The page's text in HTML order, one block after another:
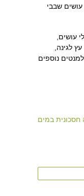
שבבי
עושים,
לגינה,
נוספים
חסכונית במים